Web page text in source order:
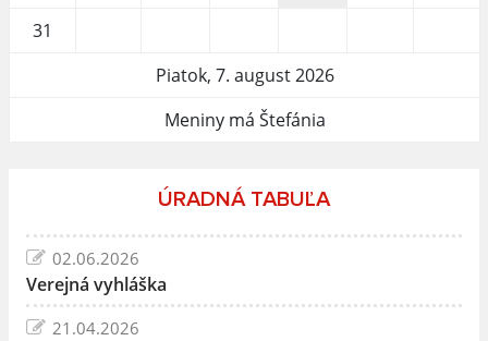
31
Piatok, 7. august 2026
Meniny má Štefánia
ÚRADNÁ TABUĽA
02.06.2026
Verejná vyhláška
21.04.2026